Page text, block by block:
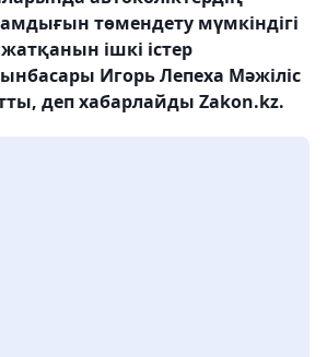
төмендету мүмкіндігі
ішкі істер
Игорь Лепеха Мәжіліс
деп хабарлайды Zakon.kz.